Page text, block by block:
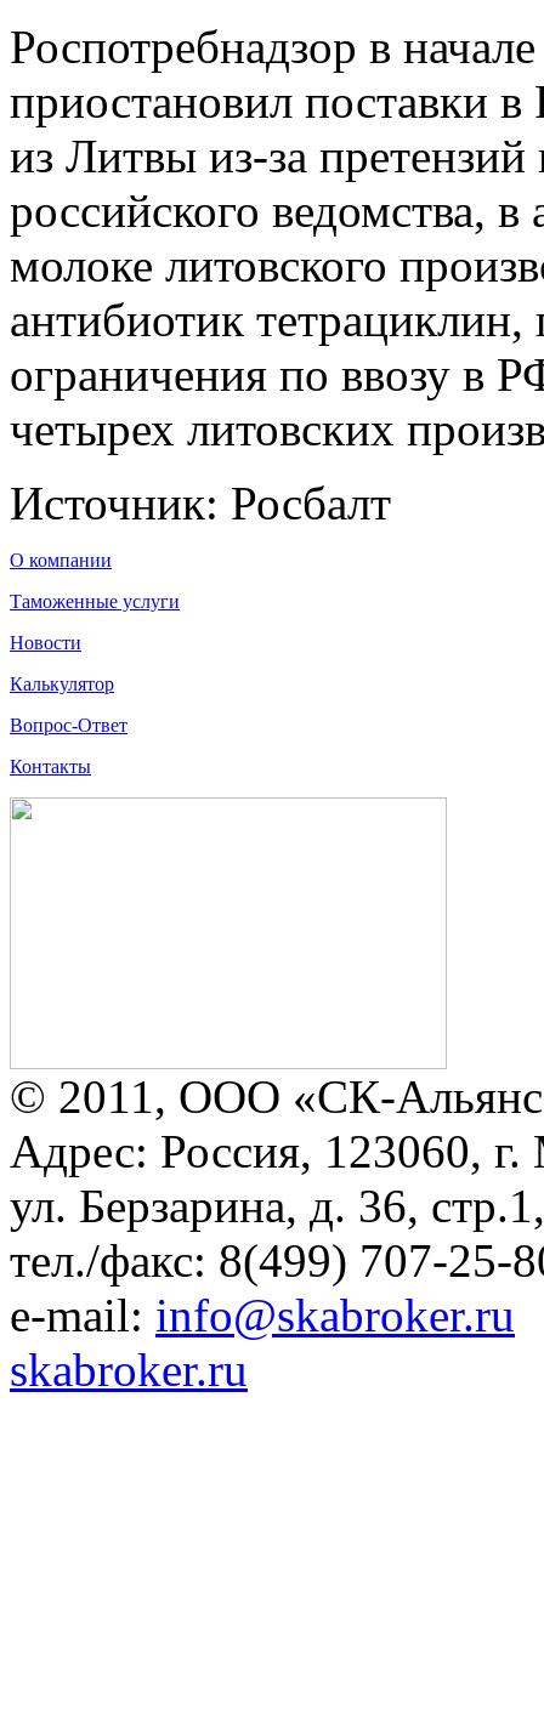
Роспотребнадзор в
приостановил поставки
из Литвы из-за
российского ведомства, в
молоке литовского
антибиотик
ограничения по ввозу в
четырех литовских
Источник: Росбалт
О компании
Таможенные услуги
Новости
Калькулятор
Вопрос-Ответ
Контакты
© 2011, ООО «СК-
Адрес: Россия, 123060, г.
ул. Берзарина, д. 36,
тел./факс: 8(499) 707-25-
e-mail: info@skabroker.ru
skabroker.ru